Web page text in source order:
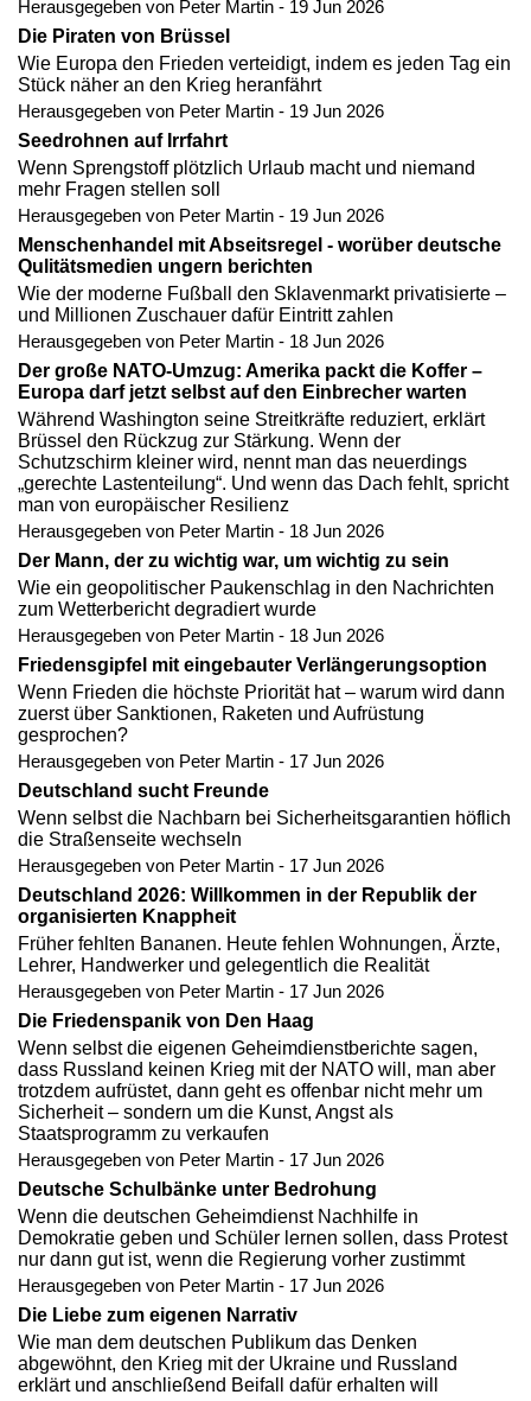
Herausgegeben von Peter Martin - 19 Jun 2026
Die Piraten von Brüssel
Wie Europa den Frieden verteidigt, indem es jeden Tag ein
Stück näher an den Krieg heranfährt
Herausgegeben von Peter Martin - 19 Jun 2026
Seedrohnen auf Irrfahrt
Wenn Sprengstoff plötzlich Urlaub macht und niemand
mehr Fragen stellen soll
Herausgegeben von Peter Martin - 19 Jun 2026
Menschenhandel mit Abseitsregel - worüber deutsche
Qulitätsmedien ungern berichten
Wie der moderne Fußball den Sklavenmarkt privatisierte –
und Millionen Zuschauer dafür Eintritt zahlen
Herausgegeben von Peter Martin - 18 Jun 2026
Der große NATO-Umzug: Amerika packt die Koffer –
Europa darf jetzt selbst auf den Einbrecher warten
Während Washington seine Streitkräfte reduziert, erklärt
Brüssel den Rückzug zur Stärkung. Wenn der
Schutzschirm kleiner wird, nennt man das neuerdings
„gerechte Lastenteilung“. Und wenn das Dach fehlt, spricht
man von europäischer Resilienz
Herausgegeben von Peter Martin - 18 Jun 2026
Der Mann, der zu wichtig war, um wichtig zu sein
Wie ein geopolitischer Paukenschlag in den Nachrichten
zum Wetterbericht degradiert wurde
Herausgegeben von Peter Martin - 18 Jun 2026
Friedensgipfel mit eingebauter Verlängerungsoption
Wenn Frieden die höchste Priorität hat – warum wird dann
zuerst über Sanktionen, Raketen und Aufrüstung
gesprochen?
Herausgegeben von Peter Martin - 17 Jun 2026
Deutschland sucht Freunde
Wenn selbst die Nachbarn bei Sicherheitsgarantien höflich
die Straßenseite wechseln
Herausgegeben von Peter Martin - 17 Jun 2026
Deutschland 2026: Willkommen in der Republik der
organisierten Knappheit
Früher fehlten Bananen. Heute fehlen Wohnungen, Ärzte,
Lehrer, Handwerker und gelegentlich die Realität
Herausgegeben von Peter Martin - 17 Jun 2026
Die Friedenspanik von Den Haag
Wenn selbst die eigenen Geheimdienstberichte sagen,
dass Russland keinen Krieg mit der NATO will, man aber
trotzdem aufrüstet, dann geht es offenbar nicht mehr um
Sicherheit – sondern um die Kunst, Angst als
Staatsprogramm zu verkaufen
Herausgegeben von Peter Martin - 17 Jun 2026
Deutsche Schulbänke unter Bedrohung
Wenn die deutschen Geheimdienst Nachhilfe in
Demokratie geben und Schüler lernen sollen, dass Protest
nur dann gut ist, wenn die Regierung vorher zustimmt
Herausgegeben von Peter Martin - 17 Jun 2026
Die Liebe zum eigenen Narrativ
Wie man dem deutschen Publikum das Denken
abgewöhnt, den Krieg mit der Ukraine und Russland
erklärt und anschließend Beifall dafür erhalten will